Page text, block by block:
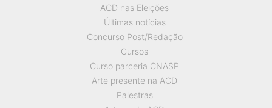
ACD nas Eleições
Últimas notícias
Concurso Post/Redação
Cursos
Curso parceria CNASP
Arte presente na ACD
Palestras